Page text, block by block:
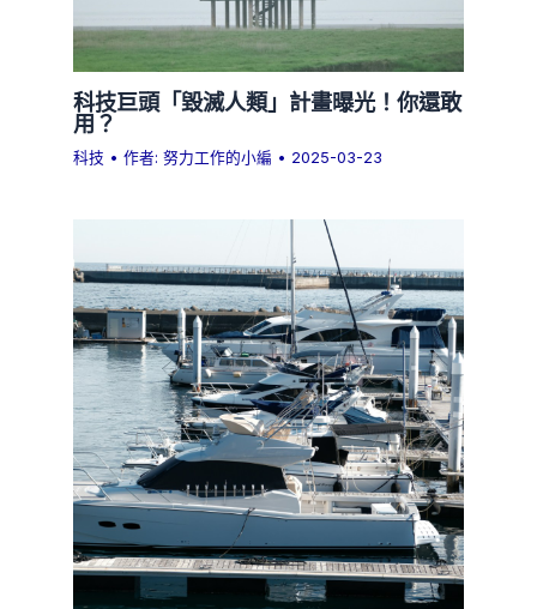
科技巨頭「毀滅人類」計畫曝光！你還敢
用？
科技 • 作者:努力工作的小編 • 2025-03-23